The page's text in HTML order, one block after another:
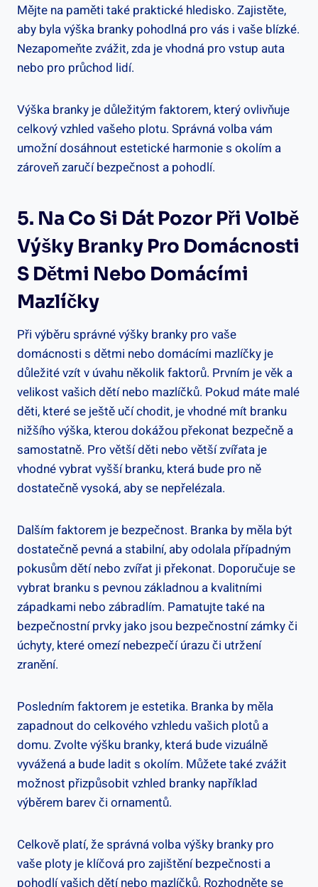
Mějte na ​paměti také praktické hledisko. Zajistěte,
aby byla výška branky pohodlná pro vás ⁤i vaše blízké.
Nezapomeňte zvážit, zda je ⁣vhodná pro vstup auta
nebo pro⁤ průchod lidí.
Výška branky je​ důležitým faktorem, který ovlivňuje
celkový vzhled vašeho plotu. Správná volba vám
umožní dosáhnout‌ estetické harmonie s ​okolím a
zároveň zaručí bezpečnost a pohodlí.
5. Na​ Co Si Dát ⁤pozor ‍při Volbě
Výšky Branky Pro⁤ Domácnosti
S Dětmi Nebo ‍domácími‍
Mazlíčky
Při výběru správné výšky branky pro vaše‍
domácnosti s dětmi nebo domácími mazlíčky⁣ je
důležité vzít v úvahu několik faktorů.‌ Prvním je věk⁤ a
velikost vašich dětí nebo mazlíčků. Pokud máte malé
děti, které⁣ se ještě ‍učí chodit,‌ je vhodné mít branku
nižšího výška, kterou dokážou překonat bezpečně a
samostatně. Pro větší děti nebo větší zvířata je
vhodné‌ vybrat vyšší branku,⁣ která bude pro ​ně
dostatečně vysoká, aby se nepřelézala.
Dalším faktorem je bezpečnost. Branka‍ by ​měla být ​
dostatečně pevná a stabilní, aby odolala případným
pokusům dětí⁣ nebo zvířat ji překonat. Doporučuje se
vybrat branku s pevnou základnou ⁣a kvalitními
západkami nebo zábradlím. Pamatujte také ‍na
bezpečnostní prvky jako jsou bezpečnostní‍ zámky ‍či
úchyty, ⁤které omezí ‌nebezpečí úrazu či utržení
zranění.
Posledním faktorem je estetika. ⁢Branka by měla
zapadnout do ⁢celkového vzhledu ⁤vašich plotů ‌a⁤
domu.‍ Zvolte výšku ‌branky, která bude vizuálně
vyvážená⁣ a bude ladit s okolím. Můžete také zvážit
možnost přizpůsobit vzhled branky například
⁢výběrem⁣ barev či ornamentů.
Celkově platí, že správná volba ‍výšky branky ‌pro
vaše ploty​ je klíčová pro zajištění bezpečnosti a
pohodlí vašich dětí nebo ⁤mazlíčků. ‌Rozhodněte se